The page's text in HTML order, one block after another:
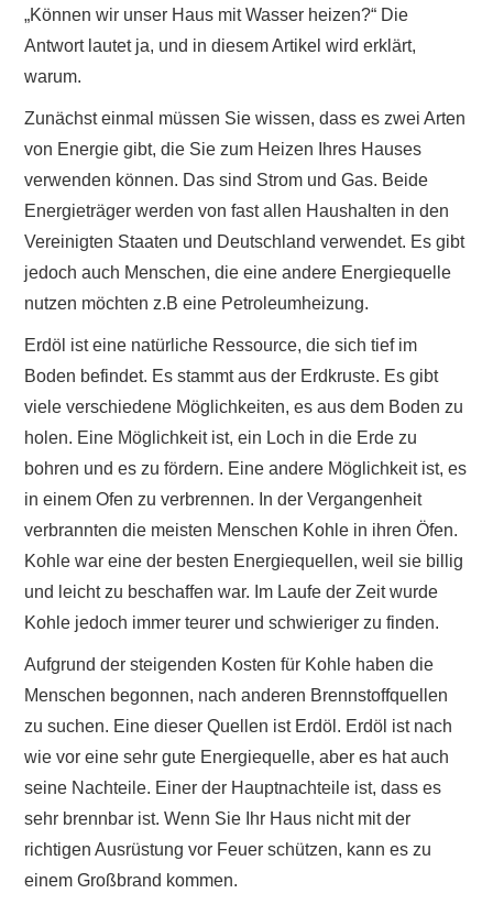
„Können wir unser Haus mit Wasser heizen?“ Die
Antwort lautet ja, und in diesem Artikel wird erklärt,
warum.
Zunächst einmal müssen Sie wissen, dass es zwei Arten
von Energie gibt, die Sie zum Heizen Ihres Hauses
verwenden können. Das sind Strom und Gas. Beide
Energieträger werden von fast allen Haushalten in den
Vereinigten Staaten und Deutschland verwendet. Es gibt
jedoch auch Menschen, die eine andere Energiequelle
nutzen möchten z.B eine Petroleumheizung.
Erdöl ist eine natürliche Ressource, die sich tief im
Boden befindet. Es stammt aus der Erdkruste. Es gibt
viele verschiedene Möglichkeiten, es aus dem Boden zu
holen. Eine Möglichkeit ist, ein Loch in die Erde zu
bohren und es zu fördern. Eine andere Möglichkeit ist, es
in einem Ofen zu verbrennen. In der Vergangenheit
verbrannten die meisten Menschen Kohle in ihren Öfen.
Kohle war eine der besten Energiequellen, weil sie billig
und leicht zu beschaffen war. Im Laufe der Zeit wurde
Kohle jedoch immer teurer und schwieriger zu finden.
Aufgrund der steigenden Kosten für Kohle haben die
Menschen begonnen, nach anderen Brennstoffquellen
zu suchen. Eine dieser Quellen ist Erdöl. Erdöl ist nach
wie vor eine sehr gute Energiequelle, aber es hat auch
seine Nachteile. Einer der Hauptnachteile ist, dass es
sehr brennbar ist. Wenn Sie Ihr Haus nicht mit der
richtigen Ausrüstung vor Feuer schützen, kann es zu
einem Großbrand kommen.